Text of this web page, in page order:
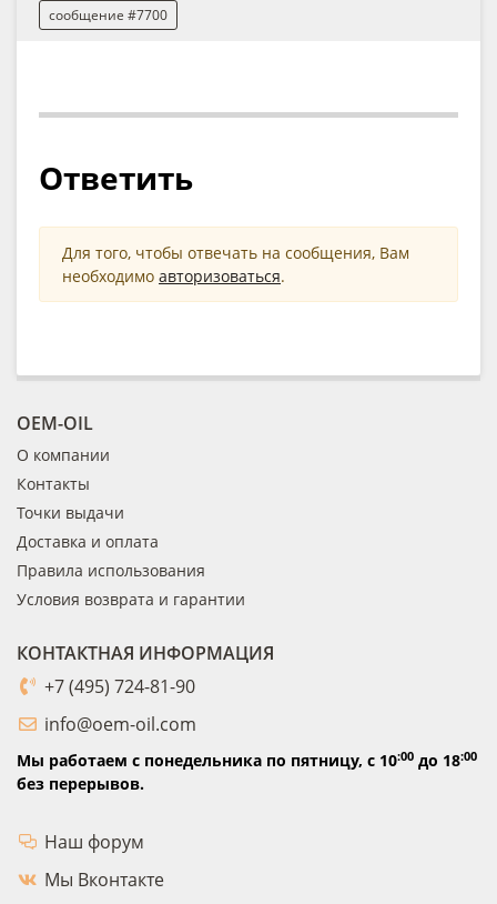
сообщение #7700
Ответить
Для того, чтобы отвечать на сообщения, Вам
необходимо авторизоваться.
OEM-OIL
О компании
Контакты
Точки выдачи
Доставка и оплата
Правила использования
Условия возврата и гарантии
КОНТАКТНАЯ ИНФОРМАЦИЯ
+7 (495) 724-81-90
info@oem-oil.com
Мы работаем с понедельника по пятницу, с 10:00 до 18:00
без перерывов.
Наш форум
Мы Вконтакте